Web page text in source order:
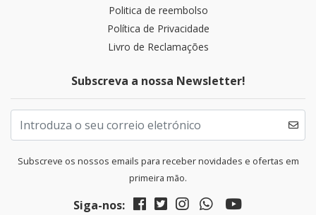
Politica de reembolso
Política de Privacidade
Livro de Reclamações
Subscreva a nossa Newsletter!
Subscreve os nossos emails para receber novidades e ofertas em
primeira mão.
Siga-nos: